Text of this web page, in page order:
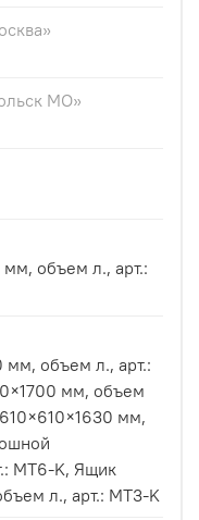
МО»
л., арт.:
л., арт.:
сплошной 600×600×1660 мм, объем л., арт.: MT3-K